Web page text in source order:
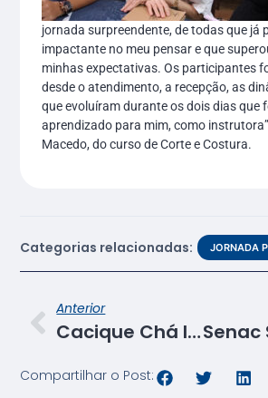
jornada surpreendente, de todas que já
impactante no meu pensar e que
minhas expectativas. Os participantes
desde o atendimento, a recepção, as
que evoluíram durante os dois dias que
aprendizado para mim, como
Macedo, do curso de Corte e Costura.
Categorias relacionadas: JORNADA
Anterior
Cacique Chá lança novidades no cardápio para o Carnaval
Compartilhar o Post: